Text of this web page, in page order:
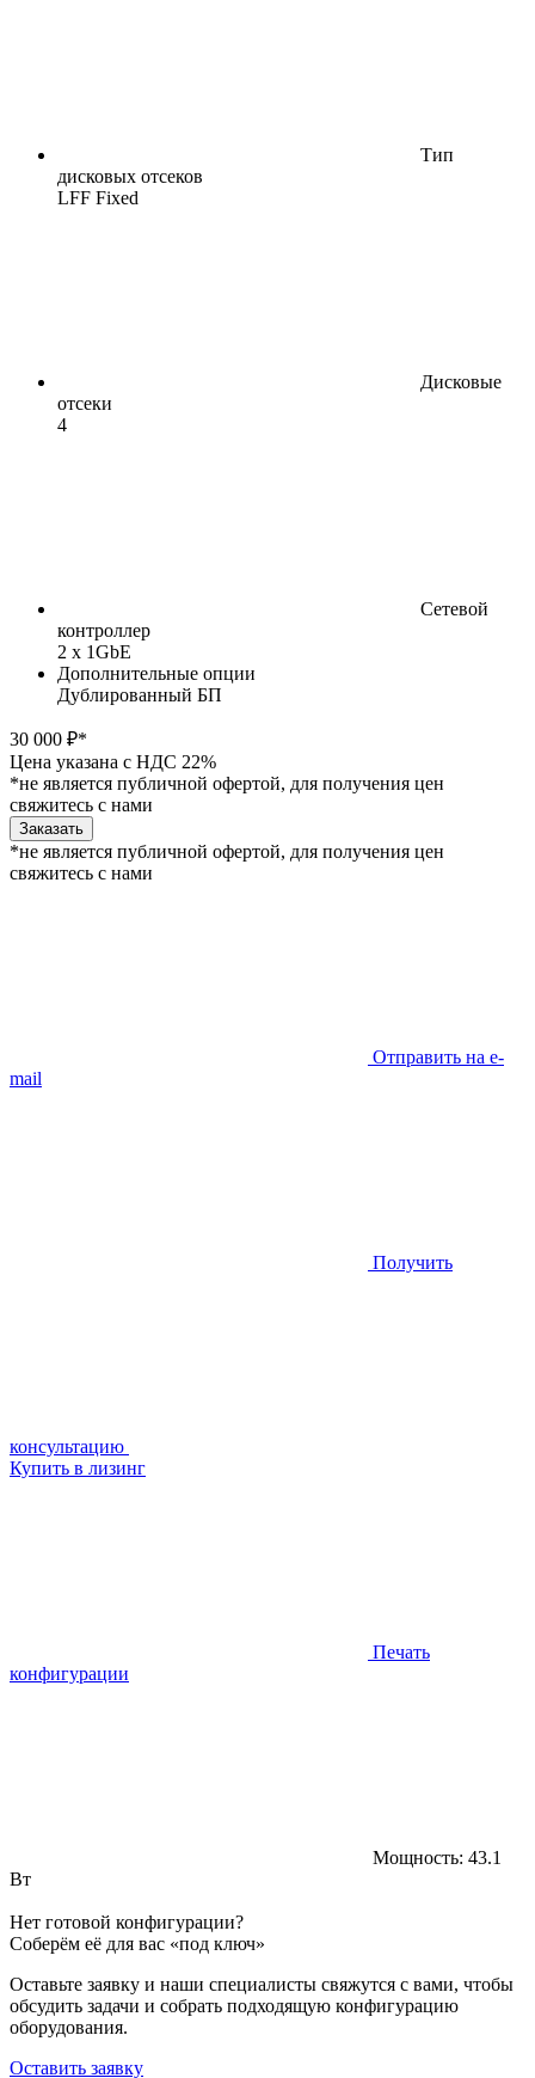
Тип
дисковых отсеков
LFF Fixed
Дисковые
отсеки
4
Сетевой
контроллер
2 x 1GbE
Дополнительные опции
Дублированный БП
30 000 ₽*
Цена указана с НДС 22%
*не является публичной офертой, для получения цен
свяжитесь с нами
Заказать
*не является публичной офертой, для получения цен
свяжитесь с нами
Отправить на e-
mail
Получить
консультацию
Купить в лизинг
Печать
конфигурации
Мощность: 43.1
Вт
Нет готовой конфигурации?
Соберём её для вас «под ключ»
Оставьте заявку и наши специалисты свяжутся с вами, чтобы
обсудить задачи и собрать подходящую конфигурацию
оборудования.
Оставить заявку